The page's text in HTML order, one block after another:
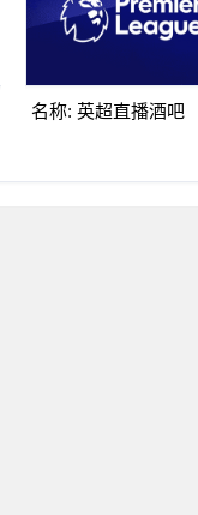
名称: 英超直播酒吧